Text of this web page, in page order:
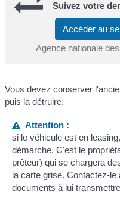
Suivez votre
Accéder au
Agence nationale
Vous devez conserver
puis la détruire.
Attention :
si le véhicule est en
démarche. C'est le
prêteur) qui se chargera
la carte grise. Contactez-le
documents à lui